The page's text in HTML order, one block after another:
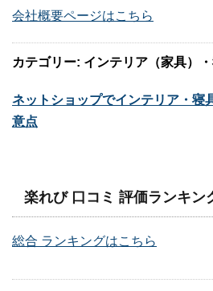
会社概要ページはこちら
カテゴリー: インテリア（家具）
ネットショップでインテリア・寝
意点
楽れび 口コミ 評価ランキン
総合 ランキングはこちら